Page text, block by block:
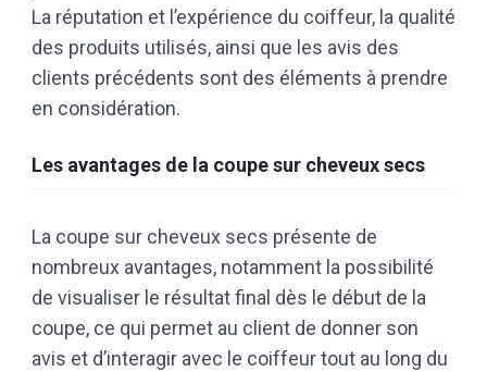
La réputation et l’expérience du coiffeur, la qualité
des produits utilisés, ainsi que les avis des
clients précédents sont des éléments à prendre
en considération.
Les avantages de la coupe sur cheveux secs
La coupe sur cheveux secs présente de
nombreux avantages, notamment la possibilité
de visualiser le résultat final dès le début de la
coupe, ce qui permet au client de donner son
avis et d’interagir avec le coiffeur tout au long du